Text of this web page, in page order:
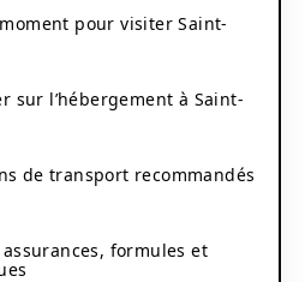
pour visiter Saint-
sur l’hébergement à Saint-
de transport recommandés
formules et